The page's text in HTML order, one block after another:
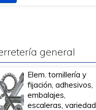
general
Elem. tornillería y
fijación, adhesivos,
embalajes,
escaleras, variedad